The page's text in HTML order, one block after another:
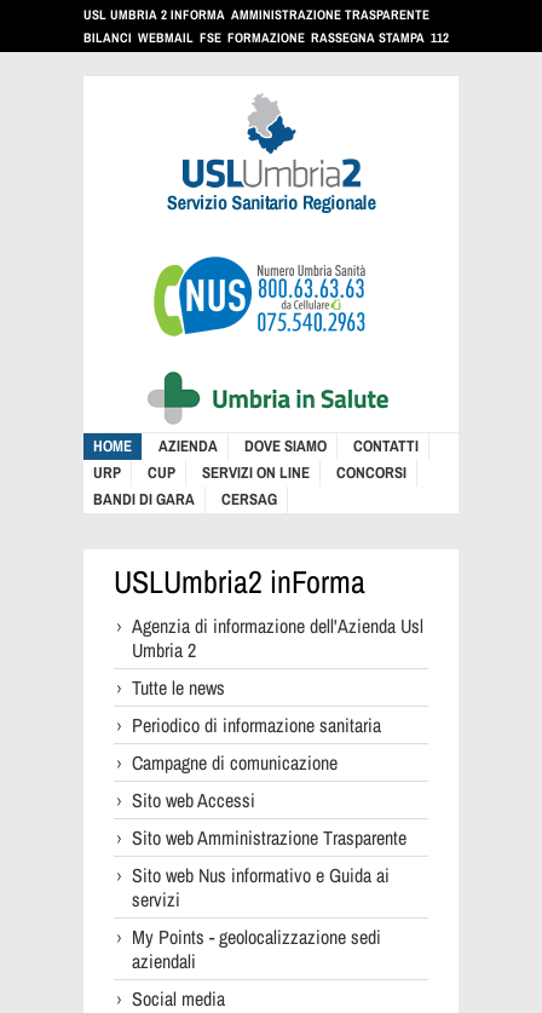
USL UMBRIA 2 INFORMA AMMINISTRAZIONE TRASPARENTE
BILANCI WEBMAIL FSE FORMAZIONE RASSEGNA STAMPA 112
HOME AZIENDA DOVE SIAMO
CONTATTI
URP
CUP SERVIZI ON LINE
CONCORSI
BANDI DI GARA
CERSAG
USLUmbria2 inForma
Agenzia di informazione dell'Azienda Usl
Umbria 2
Tutte le news
Periodico di informazione sanitaria
Campagne di comunicazione
Sito web Accessi
Sito web Amministrazione Trasparente
Sito web Nus informativo e Guida ai
servizi
My Points - geolocalizzazione sedi
aziendali
Social media